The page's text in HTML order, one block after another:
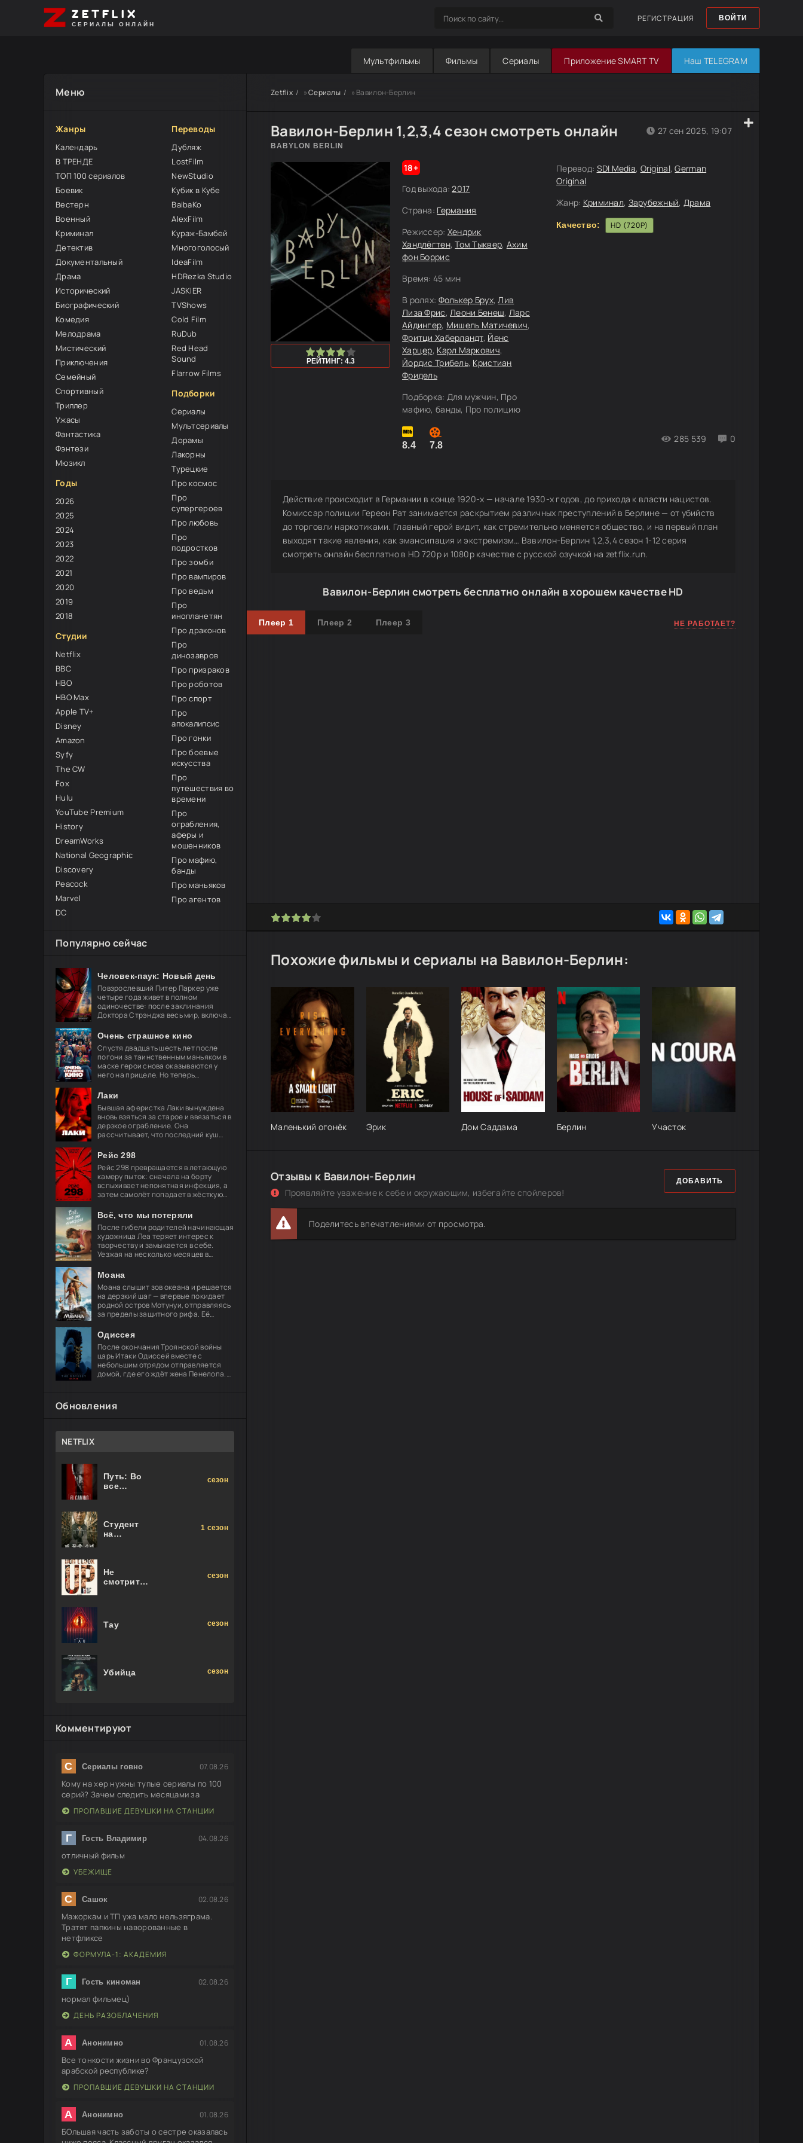
ZETFLIX
СЕРИАЛЫ ОНЛАЙН
РЕГИСТРАЦИЯ ВОЙТИ
Мультфильмы Фильмы Сериалы Приложение SMART TV Наш TELEGRAM
Меню
Жанры
Календарь
В ТРЕНДЕ
ТОП 100 сериалов
Боевик
Вестерн
Военный
Криминал
Детектив
Документальный
Драма
Исторический
Биографический
Комедия
Мелодрама
Мистический
Приключения
Семейный
Спортивный
Триллер
Ужасы
Фантастика
Фэнтези
Мюзикл
Годы
2026
2025
2024
2023
2022
2021
2020
2019
2018
Студии
Netflix
BBC
HBO
HBO Max
Apple TV+
Disney
Amazon
Syfy
The CW
Fox
Hulu
YouTube Premium
History
DreamWorks
National Geographic
Discovery
Peacock
Marvel
DC
Переводы
Дубляж
LostFilm
NewStudio
Кубик в Кубе
BaibaKo
AlexFilm
Кураж-Бамбей
Многоголосый
IdeaFilm
HDRezka Studio
JASKIER
TVShows
Cold Film
RuDub
Red Head
Sound
Flarrow Films
Подборки
Сериалы
Мультсериалы
Дорамы
Лакорны
Турецкие
Про космос
Про
супергероев
Про любовь
Про
подростков
Про зомби
Про вампиров
Про ведьм
Про
инопланетян
Про драконов
Про
динозавров
Про призраков
Про роботов
Про спорт
Про
апокалипсис
Про гонки
Про боевые
искусства
Про
путешествия во
времени
Про
ограбления,
аферы и
мошенников
Про мафию,
банды
Про маньяков
Про агентов
Популярно сейчас
Человек-паук: Новый день
Повзрослевший Питер Паркер уже
четыре года живет в полном
одиночестве: после заклинания
Доктора Стрэнджа весь мир, включая
Он целиком посвящает себя защите
Очень страшное кино
Спустя двадцать шесть лет после
погони за таинственным маньяком в
маске герои снова оказываются у
него на прицеле. Но теперь
работают, и вырваться из нового
кошмара
Лаки
Бывшая аферистка Лаки вынуждена
вновь взяться за старое и ввязаться в
дерзкое ограбление. Она
рассчитывает, что последний куш
навсегда порвать с преступным
миром, но план
Рейс 298
Рейс 298 превращается в летающую
камеру пыток: сначала на борту
вспыхивает непонятная инфекция, а
затем самолёт попадает в жёсткую
странные огни — и это только
Всё, что мы потеряли
После гибели родителей начинающая
художница Леа теряет интерес к
творчеству и замыкается в себе.
Уезжая на несколько месяцев в
друга Акселя позаботиться о
девушке.
Моана
Моана слышит зов океана и решается
на дерзкий шаг — впервые покидает
родной остров Мотунуи, отправляясь
за пределы защитного рифа. Её
Мауи, чья слава гремит по всем
Одиссея
После окончания Троянской войны
царь Итаки Одиссей вместе с
небольшим отрядом отправляется
домой, где его ждёт жена Пенелопа.
Обновления
NETFLIX
Путь: Во
все
сезон
Студент
на
1 сезон
Не
смотрите
сезон
Тау сезон
Убийца сезон
Комментируют
С Сериалы говно 07.08.26
Кому на хер нужны тупые сериалы по 100
серий? Зачем следить месяцами за
ПРОПАВШИЕ ДЕВУШКИ НА СТАНЦИИ
Г Гость Владимир 04.08.26
отличный фильм
УБЕЖИЩЕ
С Сашок 02.08.26
Мажоркам и ТП ужа мало нельзяграма.
Тратят папкины наворованные в
нетфликсе
ФОРМУЛА-1: АКАДЕМИЯ
Г Гость киноман 02.08.26
нормал фильмец)
ДЕНЬ РАЗОБЛАЧЕНИЯ
А Анонимно 01.08.26
Все тонкости жизни во Французской
арабской республике?
ПРОПАВШИЕ ДЕВУШКИ НА СТАНЦИИ
А Анонимно 01.08.26
БОльшая часть заботы о сестре оказалась
Zetflix »Сериалы » Вавилон-Берлин
Вавилон-Берлин 1,2,3,4 сезон смотреть онлайн
BABYLON BERLIN
4
5
РЕЙТИНГ: 4.3
18+
Год выхода: 2017
Страна: Германия
Режиссер: Хендрик
Хандлёгтен,Том Тыквер, Ахим
фон Боррис
Время: 45 мин
В ролях: Фолькер Брух,Лив
Лиза Фрис,Леони Бенеш, Ларс
Айдингер, Мишель Матичевич,
Фритци Хаберландт, Йенс
Харцер, Карл Маркович,
Йордис Трибель, Кристиан
Фридель
Подборка: Для мужчин, Про
мафию, банды, Про полицию
8.4 7.8
285 539 0
27 сен 2025, 19:07
Перевод: SDI Media, Original,German
Original
Жанр: Криминал, Зарубежный, Драма
Качество: HD (720P)
Действие происходит в Германии в конце 1920-х — начале 1930-х годов, до прихода к власти нацистов.
Комиссар полиции Гереон Рат занимается раскрытием различных преступлений в Берлине — от убийств
до торговли наркотиками. Главный герой видит, как стремительно меняется общество, и на первый план
выходят такие явления, как эмансипация и экстремизм… Вавилон-Берлин 1,2,3,4 сезон 1-12 серия
смотреть онлайн бесплатно в HD 720p и 1080p качестве с русской озучкой на zetflix.run.
Вавилон-Берлин смотреть бесплатно онлайн в хорошем качестве HD
Плеер 1 Плеер 2 Плеер 3 НЕ РАБОТАЕТ?
Похожие фильмы и сериалы на Вавилон-Берлин:
Маленький огонёк Эрик Дом Саддама Берлин Участок
Отзывы к Вавилон-Берлин
Проявляйте уважение к себе и окружающим, избегайте спойлеров!
ДОБАВИТЬ
Поделитесь впечатлениями от просмотра.